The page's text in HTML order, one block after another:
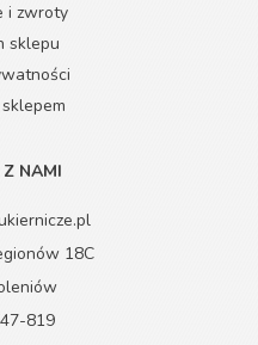
i zwroty
sklepu
NAMI
18C
819